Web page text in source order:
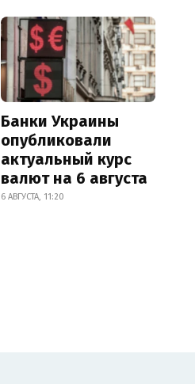
Банки Украины
опубликовали
актуальный курс
валют на 6 августа
6 АВГУСТА, 11:20